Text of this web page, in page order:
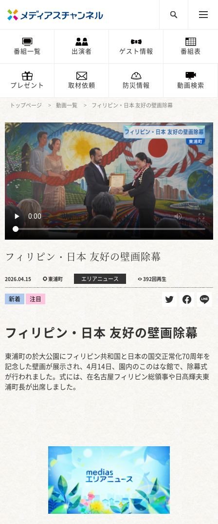
番組一覧 出演者 ゲスト情報 番組表
プレゼント 取材依頼 防災情報 動画検索
トップページ 動画一覧 フィリピン・日本 友好の壁画除幕
フィリピン・日本 友好の壁画除幕
2026.04.15 東浦町 エリアニュース 392回再生
新着 注目
フィリピン・日本 友好の壁画除幕
東浦町の於大公園にフィリピン共和国と日本の国交正常化70周年を
記念した壁画が展示され、4月14日、園内のこのはな館で、除幕式
が行われました。式には、在名古屋フィリピン総領事や日髙輝夫東
浦町長が出席しました。